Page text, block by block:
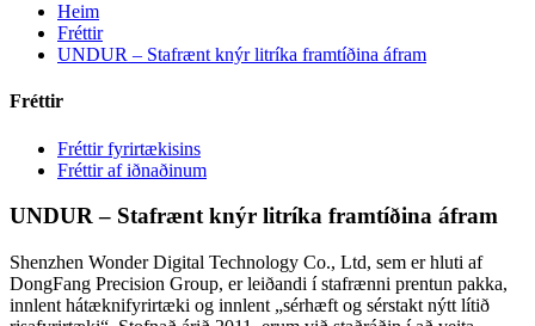
Heim
Fréttir
UNDUR – Stafrænt knýr litríka framtíðina áfram
Fréttir
Fréttir fyrirtækisins
Fréttir af iðnaðinum
UNDUR – Stafrænt knýr litríka framtíðina áfram
Shenzhen Wonder Digital Technology Co., Ltd, sem er hluti af
DongFang Precision Group, er leiðandi í stafrænni prentun pakka,
innlent hátæknifyrirtæki og innlent „sérhæft og sérstakt nýtt lítið